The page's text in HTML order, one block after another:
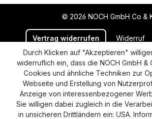
© 2026 NOCH GmbH Co &
Vertrag widerrufen Widerruf
Versand und Zahlung AGB
Cookie-Einstellungen
Durch Klicken auf "Akzeptieren"
widerruflich ein, dass die NOCH GmbH &
Cookies und ähnliche Techniken zur
Webseite und Erstellung von
Anzeige von interessenbezogener
Sie willigen dabei zugleich in die
in unsicheren Drittländern ein: USA.